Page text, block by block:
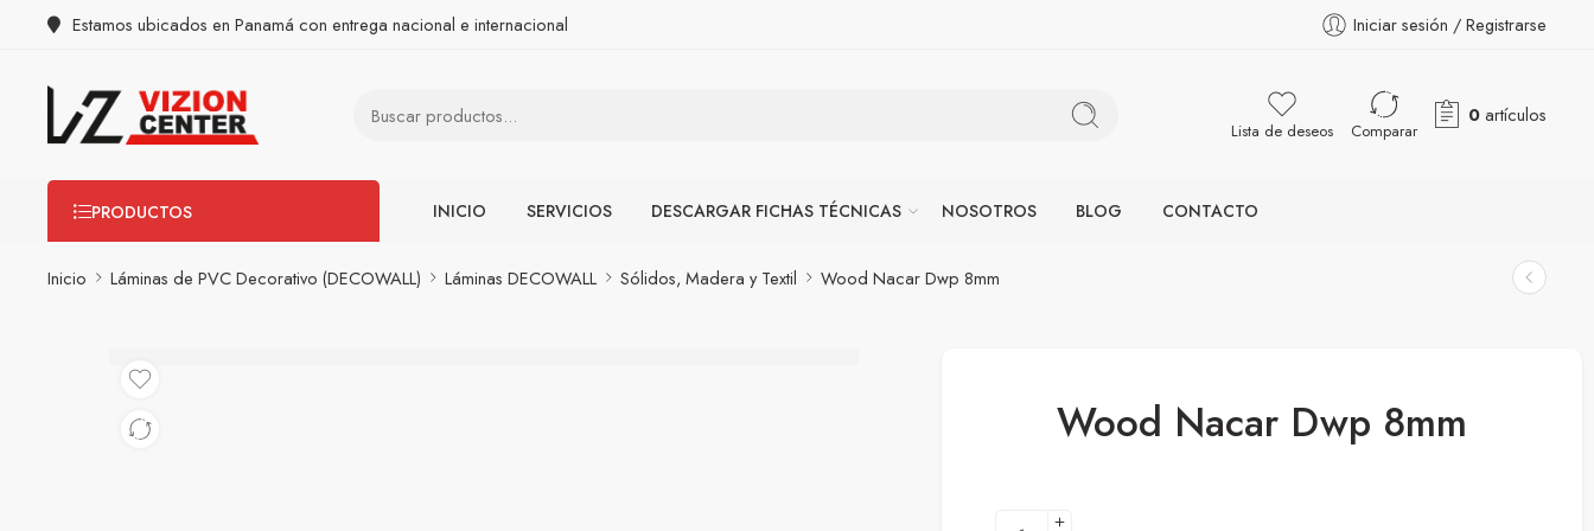
Estamos ubicados en Panamá con entrega nacional e internacional Iniciar sesión / Registrarse
Lista de deseos Comparar
0artículos
PRODUCTOS INICIO SERVICIOS DESCARGAR FICHAS TÉCNICAS NOSOTROS BLOG CONTACTO
Inicio Láminas de PVC Decorativo (DECOWALL) Láminas DECOWALL Sólidos, Madera y Textil Wood Nacar Dwp 8mm
Wood Nacar Dwp 8mm